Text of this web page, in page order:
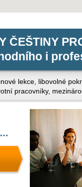
ČEŠTINY
i
lekce, libovolné
pracovníky,